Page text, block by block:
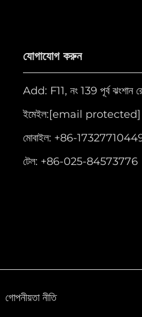
যোগাযোগ করুন
Add: F11, নং 139 পূর্ব ঝংশান
ইমেইল:[email protected]
মোবাইল: +86-
টেল: +86-025-84573776
গোপনীয়তা নীতি